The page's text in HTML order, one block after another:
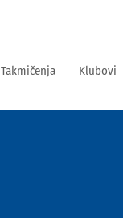
Takmičenja Klubovi